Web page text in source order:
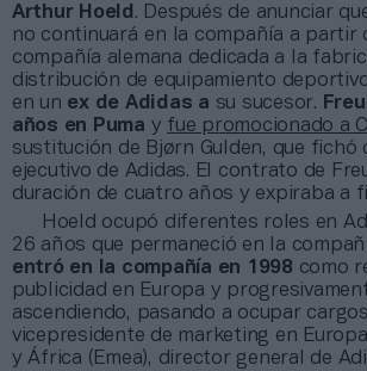
Arthur Hoeld . Después de anunciar
no continuará en la compañía a partir
compañía alemana dedicada a la
distribución de equipamiento
en un ex de Adidas a su sucesor.
años en Puma y fue promocionado a
sustitución de Bjørn Gulden, que fichó
ejecutivo de Adidas. El contrato de
duración de cuatro años y expiraba a
Hoeld ocupó diferentes roles en
26 años que permaneció en la
entró en la compañía en 1998 como
publicidad en Europa y
ascendiendo, pasando a ocupar
vicepresidente de marketing en
y África (Emea), director general de